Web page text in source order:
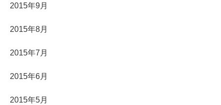
2015年9月
2015年8月
2015年7月
2015年6月
2015年5月